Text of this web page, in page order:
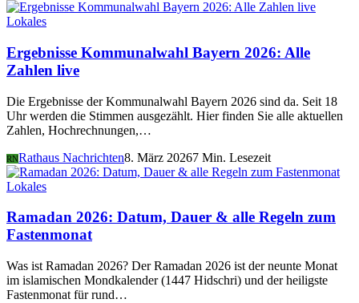
Lokales
Ergebnisse Kommunalwahl Bayern 2026: Alle
Zahlen live
Die Ergebnisse der Kommunalwahl Bayern 2026 sind da. Seit 18
Uhr werden die Stimmen ausgezählt. Hier finden Sie alle aktuellen
Zahlen, Hochrechnungen,…
RNRathaus Nachrichten8. März 20267 Min. Lesezeit
Lokales
Ramadan 2026: Datum, Dauer & alle Regeln zum
Fastenmonat
Was ist Ramadan 2026? Der Ramadan 2026 ist der neunte Monat
im islamischen Mondkalender (1447 Hidschri) und der heiligste
Fastenmonat für rund…